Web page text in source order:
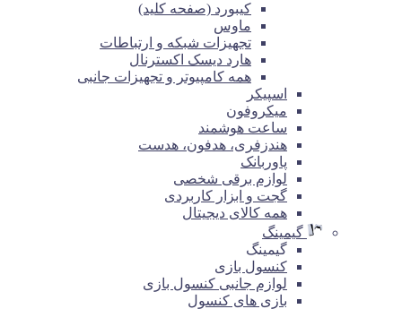
کیبورد (صفحه کلید)
ماوس
تجهیزات شبکه و ارتباطات
هارد دیسک اکسترنال
همه کامپیوتر و تجهیزات جانبی
اسپیکر
میکروفون
ساعت هوشمند
هندزفری، هدفون، هدست
پاوربانک
لوازم برقی شخصی
گجت و ابزار کاربردی
همه کالای دیجیتال
گیمینگ
گیمینگ
کنسول بازی
لوازم جانبی کنسول بازی
بازی های کنسول